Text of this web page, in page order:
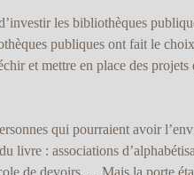
les bibliothèques
publiques ont fait le choix
et mettre en place des
qui pourraient avoir
livre : associations